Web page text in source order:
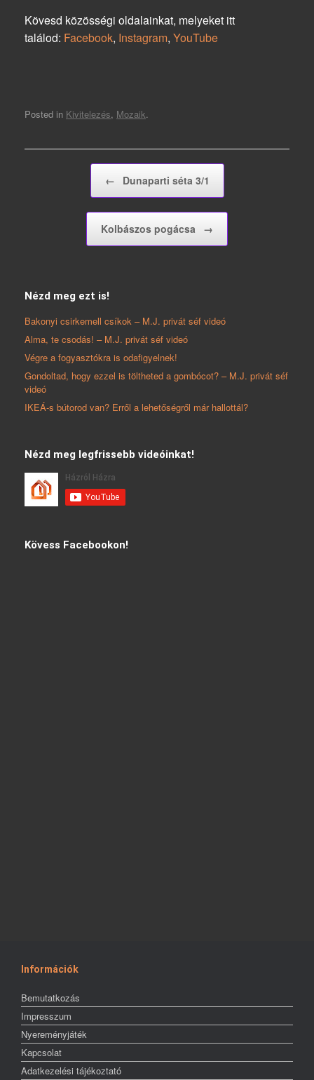
Kövesd közösségi oldalainkat, melyeket itt
találod: Facebook, Instagram, YouTube
Posted in Kivitelezés, Mozaik.
← Dunaparti séta 3/1
Kolbászos pogácsa →
Nézd meg ezt is!
Bakonyi csirkemell csíkok – M.J. privát séf videó
Alma, te csodás! – M.J. privát séf videó
Végre a fogyasztókra is odafigyelnek!
Gondoltad, hogy ezzel is töltheted a gombócot? – M.J. privát séf
videó
IKEÁ-s bútorod van? Erről a lehetőségről már hallottál?
Nézd meg legfrissebb videóinkat!
Kövess Facebookon!
Információk
Bemutatkozás
Impresszum
Nyereményjáték
Kapcsolat
Adatkezelési tájékoztató